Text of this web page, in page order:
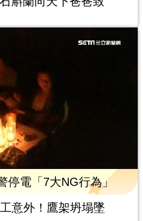
電「7大NG行為」
意外！鷹架坍塌墜